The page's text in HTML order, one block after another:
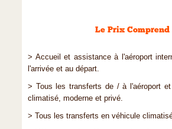
Le Prix Comprend
> Accueil et assistance à l'aéroport
l'arrivée et au départ.
> Tous les transferts de / à l'aéroport
climatisé, moderne et privé.
> Tous les transferts en véhicule